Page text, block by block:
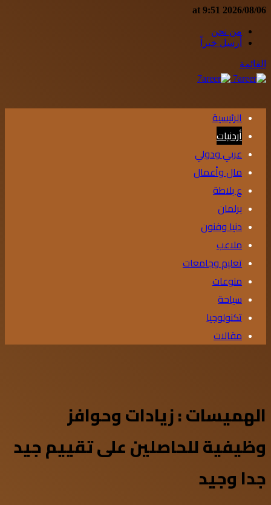
2026/08/06 at 9:51
من نحن
أرسل خبراً
القائمة
الرئيسية
أردنيات
عربي ودولي
مال وأعمال
ع بلاطة
برلمان
دنيا وفنون
ملاعب
تعليم وجامعات
منوعات
سياحة
تكنولوجيا
مقالات
الهميسات : زيادات وحوافز
وظيفية للحاصلين على تقييم جيد
جدا وجيد